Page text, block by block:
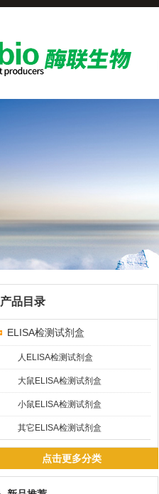
产品目录
ELISA检测试剂盒
人ELISA检测试剂盒
大鼠ELISA检测试剂盒
小鼠ELISA检测试剂盒
其它ELISA检测试剂盒
点击更多分类